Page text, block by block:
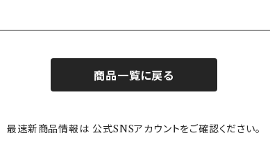
商品一覧に戻る
最速新商品情報は 公式SNSアカウントをご確認ください。